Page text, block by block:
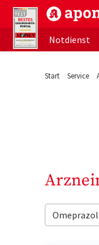
aponet.de -
Notdienst
Start Service